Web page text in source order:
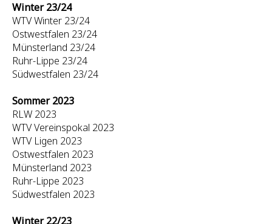
Winter 23/24
WTV Winter 23/24
Ostwestfalen 23/24
Münsterland 23/24
Ruhr-Lippe 23/24
Südwestfalen 23/24
Sommer 2023
RLW 2023
WTV Vereinspokal 2023
WTV Ligen 2023
Ostwestfalen 2023
Münsterland 2023
Ruhr-Lippe 2023
Südwestfalen 2023
Winter 22/23